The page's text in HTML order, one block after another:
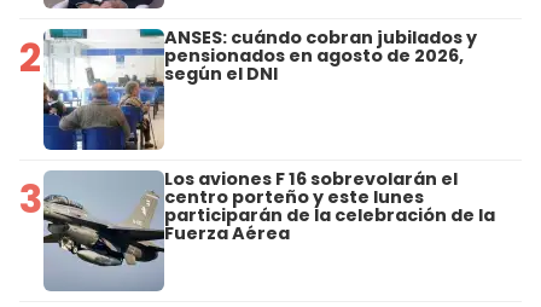
2 ANSES: cuándo cobran jubilados y
pensionados en agosto de 2026,
según el DNI
3 Los aviones F 16 sobrevolarán el
centro porteño y este lunes
participarán de la celebración de la
Fuerza Aérea